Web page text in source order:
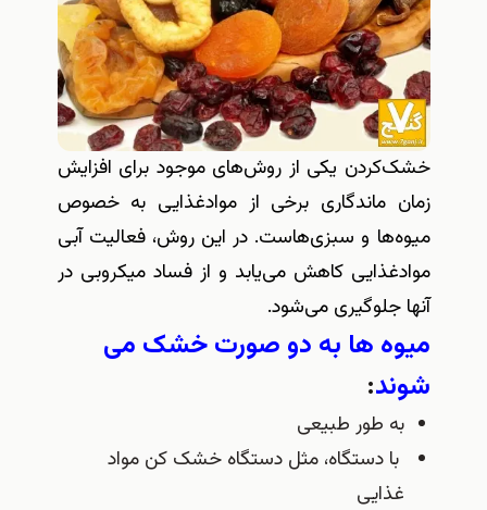
خشک‌کردن یکی از روش‌های موجود برای افزایش
زمان ماندگاری برخی از موادغذایی به خصوص
میوه‌ها و سبزی‌هاست. در این روش، فعالیت آبی
موادغذایی کاهش می‌یابد و از فساد میکروبی در
آنها جلوگیری می‌شود.
میوه ها به دو صورت خشک می
شوند:
به طور طبیعی
با دستگاه، مثل دستگاه خشک کن مواد
غذایی